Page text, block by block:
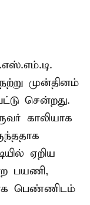
முன்தினம்
சென்றது.
காலியாக
ஏறிய
பயணி,
பெண்ணிடம்